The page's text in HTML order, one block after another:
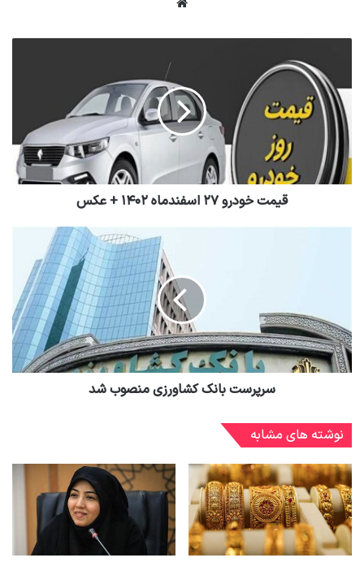
قیمت خودرو ۲۷ اسفندماه ۱۴۰۲ + عکس
سرپرست بانک کشاورزی منصوب شد
نوشته های مشابه